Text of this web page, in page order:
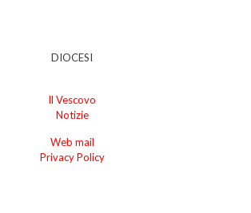
DIOCESI
Il Vescovo
Notizie
Web mail
Privacy Policy